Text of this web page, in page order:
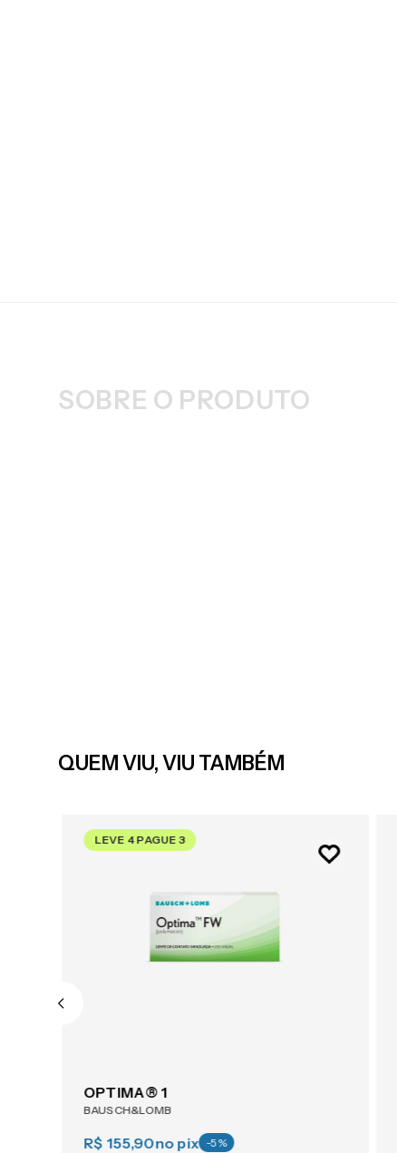
SOBRE O PRODUTO
QUEM VIU, VIU TAMBÉM
LEVE 4 PAGUE 3
OPTIMA® 1
BAUSCH&LOMB
R$ 155,90no pix -5%